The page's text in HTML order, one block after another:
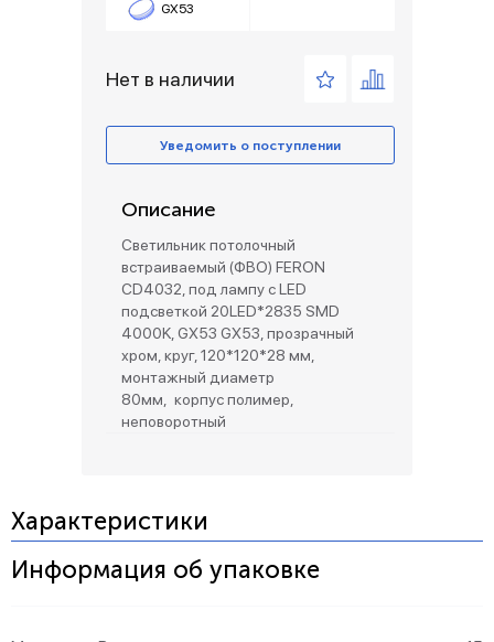
GX53
Нет в наличии
Уведомить о поступлении
Описание
Светильник потолочный
встраиваемый (ФВО) FERON
CD4032, под лампу с LED
подсветкой 20LED*2835 SMD
4000K, GX53 GX53, прозрачный
хром, круг, 120*120*28 мм,
монтажный диаметр
80мм, корпус полимер,
неповоротный
Характеристики
Информация об упаковке